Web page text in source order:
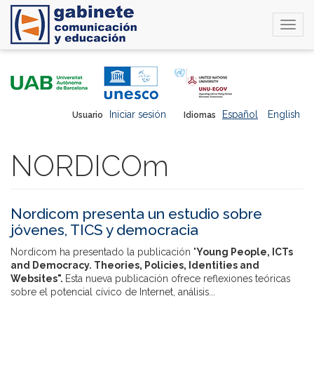
Idiomas Español English
Usuario Iniciar sesión
NORDICOm
Nordicom presenta un estudio sobre
jóvenes, TICS y democracia
Nordicom ha presentado la publicación "Young People, ICTs
and Democracy. Theories, Policies, Identities and
Websites". Esta nueva publicación ofrece reflexiones teóricas
sobre el potencial cívico de Internet, análisis...